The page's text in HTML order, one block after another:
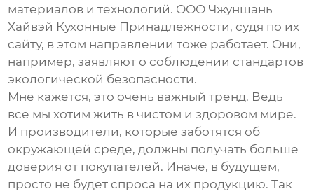
материалов и технологий. ООО Чжуншань
Хайвэй Кухонные Принадлежности, судя по их
сайту, в этом направлении тоже работает. Они,
например, заявляют о соблюдении стандартов
экологической безопасности.
Мне кажется, это очень важный тренд. Ведь
все мы хотим жить в чистом и здоровом мире.
И производители, которые заботятся об
окружающей среде, должны получать больше
доверия от покупателей. Иначе, в будущем,
просто не будет спроса на их продукцию. Так